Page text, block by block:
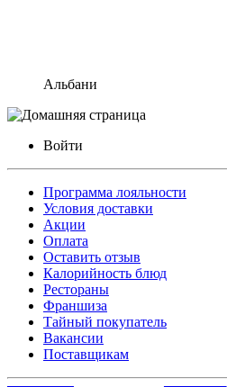
Альбани
Войти
Программа лояльности
Условия доставки
Акции
Оплата
Оставить отзыв
Калорийность блюд
Рестораны
Франшиза
Тайный покупатель
Вакансии
Поставщикам